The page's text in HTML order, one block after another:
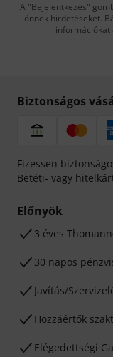
A "Bejelentkezés"
önnek hirdetéseket.
információkat
Biztonságos
Fizessen
Betéti- vagy
Előnyök
3 éves
30 napos
Javítás/
Hozzáértők
Elégedettségi